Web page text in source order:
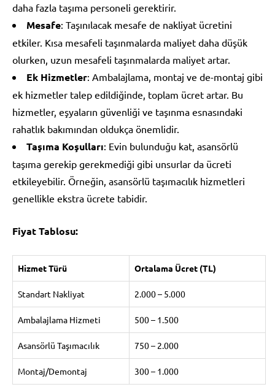
daha fazla taşıma personeli gerektirir.
Mesafe: Taşınılacak mesafe de nakliyat ücretini
etkiler. Kısa mesafeli taşınmalarda maliyet daha düşük
olurken, uzun mesafeli taşınmalarda maliyet artar.
Ek Hizmetler: Ambalajlama, montaj ve de-montaj gibi
ek hizmetler talep edildiğinde, toplam ücret artar. Bu
hizmetler, eşyaların güvenliği ve taşınma esnasındaki
rahatlık bakımından oldukça önemlidir.
Taşıma Koşulları: Evin bulunduğu kat, asansörlü
taşıma gerekip gerekmediği gibi unsurlar da ücreti
etkileyebilir. Örneğin, asansörlü taşımacılık hizmetleri
genellikle ekstra ücrete tabidir.
Fiyat Tablosu:
Hizmet Türü Ortalama Ücret (TL)
Standart Nakliyat 2.000 – 5.000
Ambalajlama Hizmeti 500 – 1.500
Asansörlü Taşımacılık 750 – 2.000
Montaj/Demontaj 300 – 1.000